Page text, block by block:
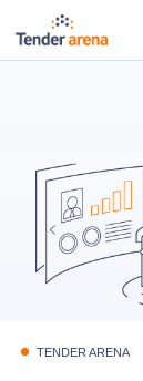
fiber_manual_record TENDER ARENA